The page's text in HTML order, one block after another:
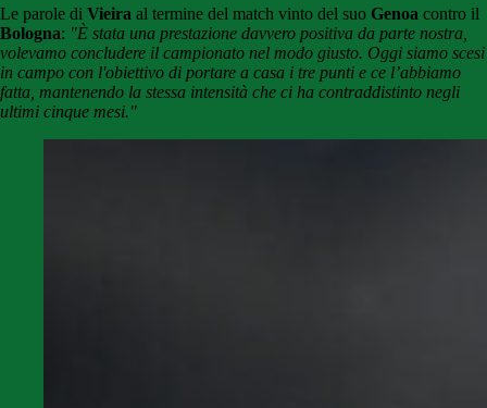
Le parole di Vieira al termine del match vinto del suo Genoa contro il
Bologna: "È stata una prestazione davvero positiva da parte nostra,
volevamo concludere il campionato nel modo giusto. Oggi siamo scesi
in campo con l'obiettivo di portare a casa i tre punti e ce l’abbiamo
fatta, mantenendo la stessa intensità che ci ha contraddistinto negli
ultimi cinque mesi."